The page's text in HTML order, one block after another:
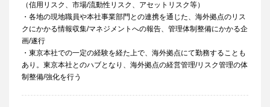
（信用リスク、市場/流動性リスク、アセットリスク等）
・各地の現地職員や本社事業部門との連携を通じた、海外拠点のリス
クにかかる情報収集/マネジメントへの報告、管理体制整備にかかる企
画/遂行
・東京本社での一定の経験を経た上で、海外拠点にて勤務することも
あり。東京本社とのハブとなり、海外拠点の経営管理/リスク管理の体
制整備/強化を行う